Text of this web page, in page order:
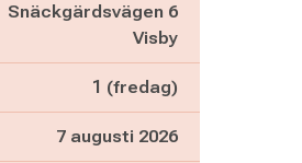
Snäckgärdsvägen 6
Visby
1 (fredag)
7 augusti 2026